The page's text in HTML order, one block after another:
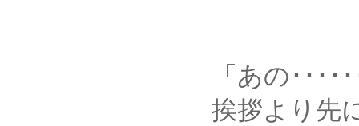
「あの･･････
挨拶より先に、疑問